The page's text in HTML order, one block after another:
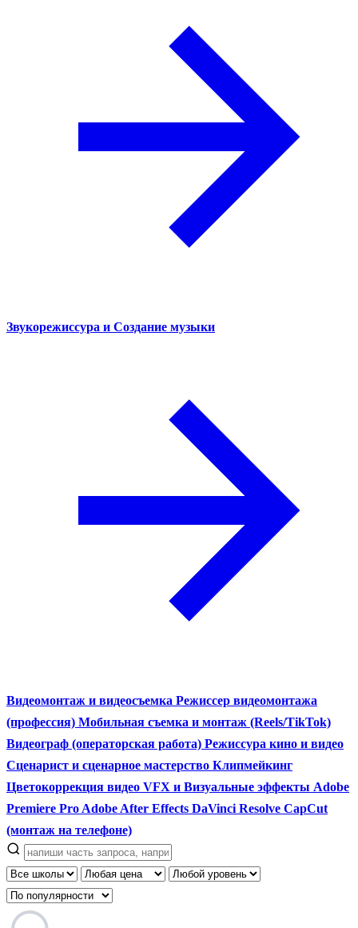
Звукорежиссура и Создание музыки
Видеомонтаж и видеосъемка Режиссер видеомонтажа
(профессия) Мобильная съемка и монтаж (Reels/TikTok)
Видеограф (операторская работа) Режиссура кино и видео
Сценарист и сценарное мастерство Клипмейкинг
Цветокоррекция видео VFX и Визуальные эффекты Adobe
Premiere Pro Adobe After Effects DaVinci Resolve CapCut
(монтаж на телефоне)